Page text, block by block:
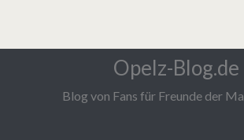
Opelz-Blog.de
Blog von Fans für Freunde der